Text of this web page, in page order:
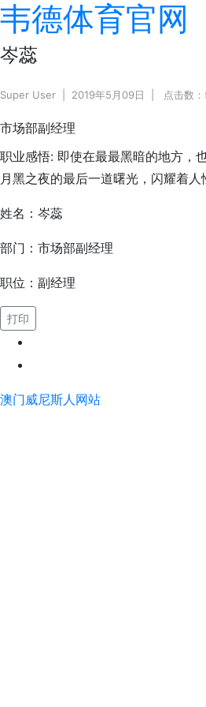
韦德体育官网
岑蕊
Super User 2019年5月09日 点击数
市场部副经理
职业感悟: 即使在最最黑暗的地方，
月黑之夜的最后一道曙光，闪耀着人
姓名：岑蕊
部门：市场部副经理
职位：副经理
打印
澳门威尼斯人网站